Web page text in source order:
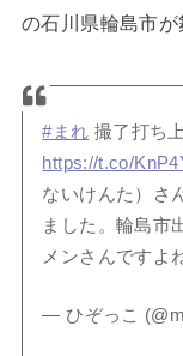
の石川県輪島市が
#まれ 撮了打ち
https://t.co/
ないけんた）さ
ました。輪島市
メンさんですよ
— ひぞっこ